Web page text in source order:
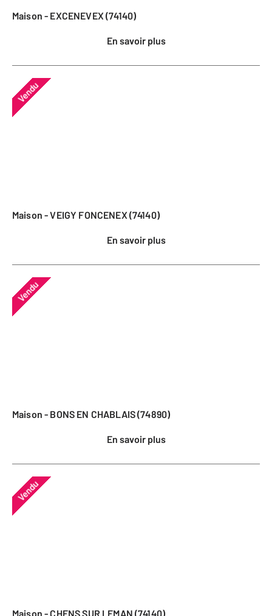
Maison - EXCENEVEX (74140)
En savoir plus
Vendu
Maison - VEIGY FONCENEX (74140)
En savoir plus
Vendu
Maison - BONS EN CHABLAIS (74890)
En savoir plus
Vendu
Maison - CHENS SUR LEMAN (74140)